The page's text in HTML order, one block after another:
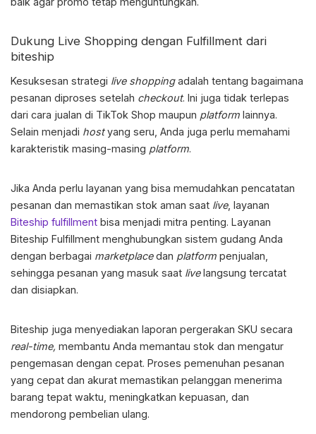
Dukung Live Shopping dengan Fulfillment dari
biteship
Kesuksesan strategi live shoppingadalah tentang bagaimana
pesanan diproses setelah checkout. Ini juga tidak terlepas
dari cara jualan di TikTok Shop maupun platform lainnya.
Selain menjadi hostyang seru, Anda juga perlu memahami
karakteristik masing-masing platform.
Jika Anda perlu layanan yang bisa memudahkan pencatatan
pesanan dan memastikan stok aman saat live, layanan
Biteship fulfillment bisa menjadi mitra penting. Layanan
Biteship Fulfillment menghubungkan sistem gudang Anda
dengan berbagai marketplacedan platform penjualan,
sehingga pesanan yang masuk saat livelangsung tercatat
dan disiapkan.
Biteship juga menyediakan laporan pergerakan SKU secara
real-time, membantu Anda memantau stok dan mengatur
pengemasan dengan cepat. Proses pemenuhan pesanan
yang cepat dan akurat memastikan pelanggan menerima
barang tepat waktu, meningkatkan kepuasan, dan
mendorong pembelian ulang.